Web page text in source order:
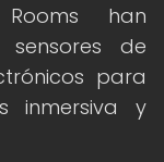
han
de
para
inmersiva y